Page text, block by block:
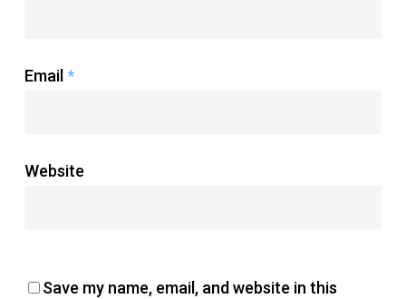
Email *
Website
Save my name, email, and website in this